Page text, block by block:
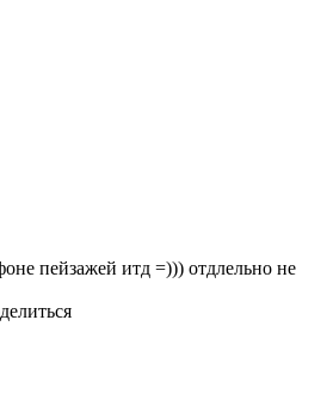
пейзажей итд =))) отдлельно не